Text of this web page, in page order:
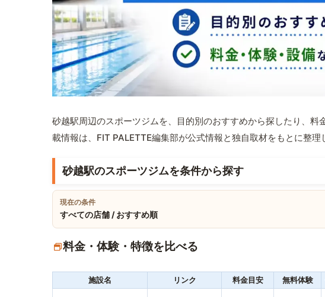
砂越駅周辺のスポーツジムを、目的別のおすすめから探したり、
載情報は、FIT PALETTE編集部が公式情報と独自取材をもとに整理
砂越駅のスポーツジムを条件から探す
現在の条件
すべての店舗 / おすすめ順
料金・体験・特徴を比べる
施設名 リンク 料金目安 無料体験